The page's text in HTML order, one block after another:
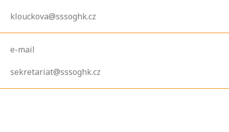
klouckova@sssoghk.cz
e-mail
sekretariat@sssoghk.cz